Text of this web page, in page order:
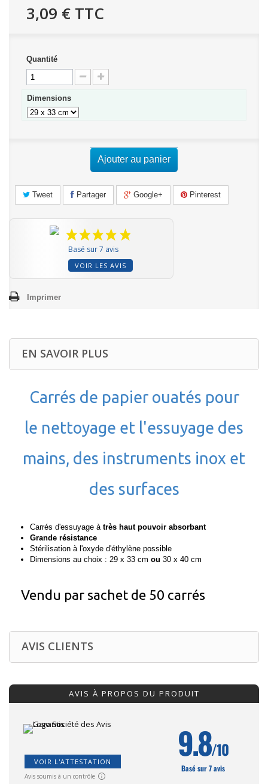
3,09 € TTC
Quantité
Dimensions
Ajouter au panier
Tweet Partager Google+ Pinterest
Basé sur 7 avis
VOIR LES AVIS
Imprimer
EN SAVOIR PLUS
Carrés de papier ouatés pour
le nettoyage et l'essuyage des
mains, des instruments inox et
des surfaces
Carrés d'essuyage à très haut pouvoir absorbant
Grande résistance
Stérilisation à l'oxyde d'éthylène possible
Dimensions au choix : 29 x 33 cm ou 30 x 40 cm
Vendu par sachet de 50 carrés
AVIS CLIENTS
AVIS À PROPOS DU PRODUIT
VOIR L'ATTESTATION
Avis soumis à un contrôle
9.8/10
Basé sur 7 avis